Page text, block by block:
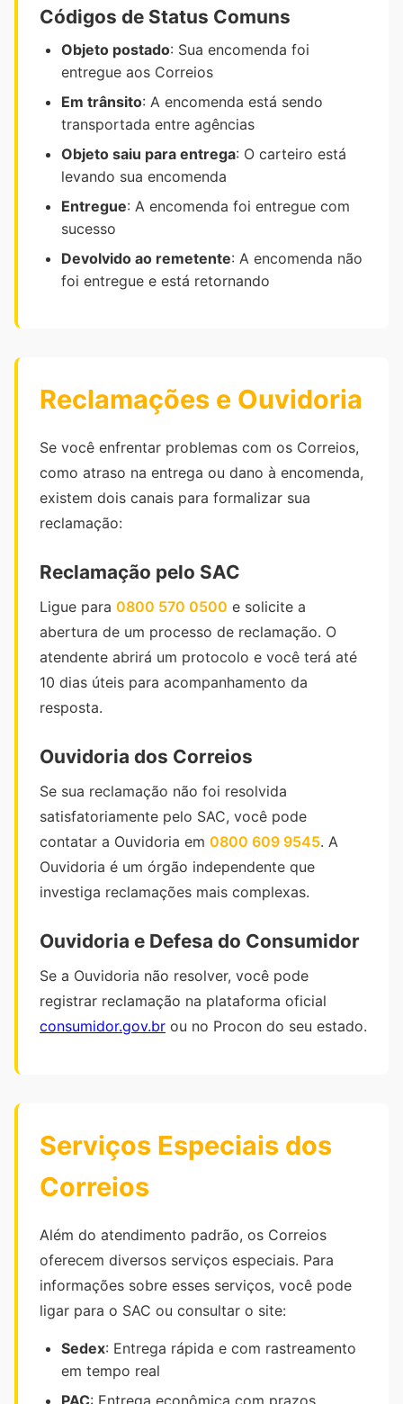
Códigos de Status Comuns
Objeto postado: Sua encomenda foi
entregue aos Correios
Em trânsito: A encomenda está sendo
transportada entre agências
Objeto saiu para entrega: O carteiro está
levando sua encomenda
Entregue: A encomenda foi entregue com
sucesso
Devolvido ao remetente: A encomenda não
foi entregue e está retornando
Reclamações e Ouvidoria
Se você enfrentar problemas com os Correios,
como atraso na entrega ou dano à encomenda,
existem dois canais para formalizar sua
reclamação:
Reclamação pelo SAC
Ligue para 0800 570 0500 e solicite a
abertura de um processo de reclamação. O
atendente abrirá um protocolo e você terá até
10 dias úteis para acompanhamento da
resposta.
Ouvidoria dos Correios
Se sua reclamação não foi resolvida
satisfatoriamente pelo SAC, você pode
contatar a Ouvidoria em 0800 609 9545. A
Ouvidoria é um órgão independente que
investiga reclamações mais complexas.
Ouvidoria e Defesa do Consumidor
Se a Ouvidoria não resolver, você pode
registrar reclamação na plataforma oficial
consumidor.gov.br ou no Procon do seu estado.
Serviços Especiais dos
Correios
Além do atendimento padrão, os Correios
oferecem diversos serviços especiais. Para
informações sobre esses serviços, você pode
ligar para o SAC ou consultar o site:
Sedex: Entrega rápida e com rastreamento
em tempo real
PAC: Entrega econômica com prazos